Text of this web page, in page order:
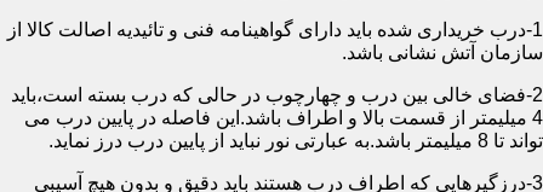
1-درب خریداری شده باید دارای گواهینامه فنی و تائیدیه اصالت کالا از
سازمان آتش نشانی باشد.
2-فضای خالی بین درب و چهارچوب در حالی که درب بسته است،باید
4 میلیمتر از قسمت بالا و اطراف باشد.این فاصله در پایین درب می
تواند تا 8 میلیمتر باشد.به عبارتی نور نباید از پایین درب درز نماید.
3-درزگیرهایی که اطراف درب هستند باید دقیق و بدون هیچ آسیبی